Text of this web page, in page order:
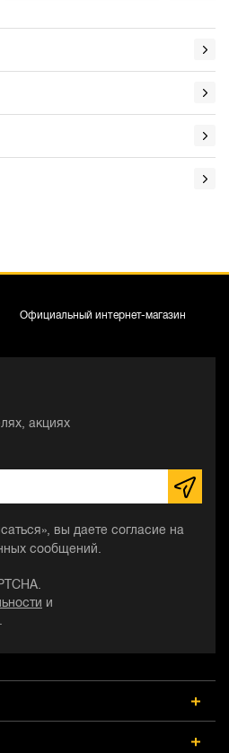
акциях
вы даете согласие на
сообщений.
и
.
Официальный интернет-магазин